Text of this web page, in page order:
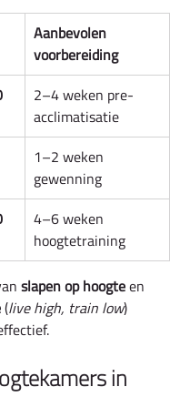
Aanbevolen
voorbereiding
2–4 weken pre-
acclimatisatie
1–2 weken
gewenning
4–6 weken
hoogtetraining
slapen op hoogte en
(live high, train low)
in